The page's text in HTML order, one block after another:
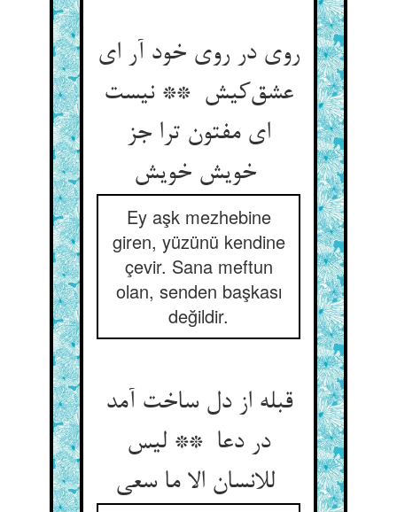
روی در روی خود آر ای
عشق‌کیش ** نیست
ای مفتون ترا جز
Ey aşk mezhebine
giren, yüzünü kendine
çevir. Sana meftun
olan, senden başkası
değildir.
قبله از دل ساخت آمد
در دعا ** لیس